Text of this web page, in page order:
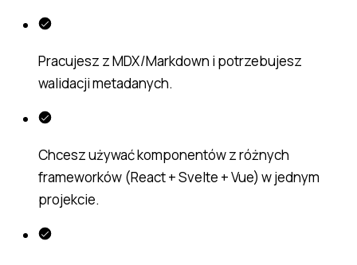
Pracujesz z MDX/Markdown i potrzebujesz
walidacji metadanych.
Chcesz używać komponentów z różnych
frameworków (React + Svelte + Vue) w jednym
projekcie.